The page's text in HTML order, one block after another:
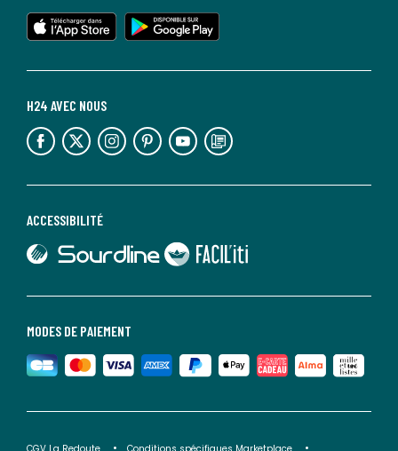
MODES DE PAIEMENT
ACCESSIBILITÉ
lien vers Faciliti
H24 AVEC NOUS
lien vers l'espace réseaux sociaux lien vers l'espace réseaux sociaux lien vers l'espace réseaux sociaux lien vers l'espace réseaux sociaux lien vers l'espace réseaux sociaux lien vers le blog la redoute
lien vers l'app store
lien vers google play